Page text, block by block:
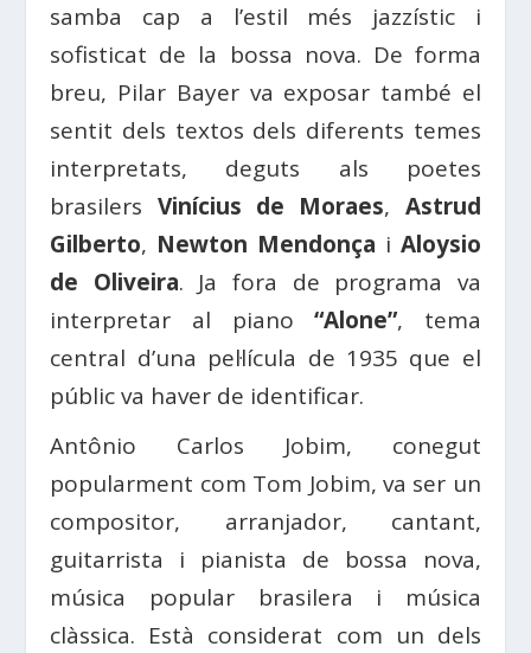
samba cap a l’estil més jazzístic i
sofisticat de la bossa nova. De forma
breu, Pilar Bayer va exposar també el
sentit dels textos dels diferents temes
interpretats, deguts als poetes
brasilers Vinícius de Moraes, Astrud
Gilberto, Newton Mendonça i Aloysio
de Oliveira. Ja fora de programa va
interpretar al piano“Alone”, tema
central d’una pel·lícula de 1935 que el
públic va haver de identificar.
Antônio Carlos Jobim, conegut
popularment com Tom Jobim, va ser un
compositor, arranjador, cantant,
guitarrista i pianista de bossa nova,
música popular brasilera i música
clàssica. Està considerat com un dels